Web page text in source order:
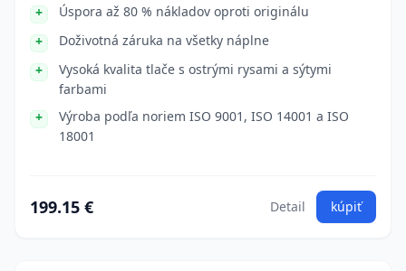
Úspora až 80 % nákladov oproti originálu
Doživotná záruka na všetky náplne
Vysoká kvalita tlače s ostrými rysami a sýtymi
farbami
Výroba podľa noriem ISO 9001, ISO 14001 a ISO
18001
199.15 € Detail kúpiť